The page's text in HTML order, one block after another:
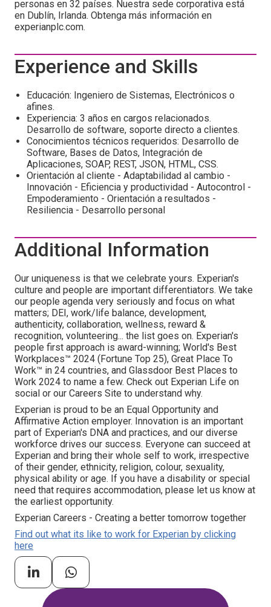
personas en 32 países. Nuestra sede corporativa está
en Dublín, Irlanda. Obtenga más información en
experianplc.com.
Experience and Skills
Educación: Ingeniero de Sistemas, Electrónicos o
afines.
Experiencia: 3 años en cargos relacionados.
Desarrollo de software, soporte directo a clientes.
Conocimientos técnicos requeridos: Desarrollo de
Software, Bases de Datos, Integración de
Aplicaciones, SOAP, REST, JSON, HTML, CSS.
Orientación al cliente - Adaptabilidad al cambio -
Innovación - Eficiencia y productividad - Autocontrol -
Empoderamiento - Orientación a resultados -
Resiliencia - Desarrollo personal
Additional Information
Our uniqueness is that we celebrate yours. Experian's
culture and people are important differentiators. We take
our people agenda very seriously and focus on what
matters; DEI, work/life balance, development,
authenticity, collaboration, wellness, reward &
recognition, volunteering... the list goes on. Experian's
people first approach is award-winning; World's Best
Workplaces™ 2024 (Fortune Top 25), Great Place To
Work™ in 24 countries, and Glassdoor Best Places to
Work 2024 to name a few. Check out Experian Life on
social or our Careers Site to understand why.
Experian is proud to be an Equal Opportunity and
Affirmative Action employer. Innovation is an important
part of Experian's DNA and practices, and our diverse
workforce drives our success. Everyone can succeed at
Experian and bring their whole self to work, irrespective
of their gender, ethnicity, religion, colour, sexuality,
physical ability or age. If you have a disability or special
need that requires accommodation, please let us know at
the earliest opportunity.
Experian Careers - Creating a better tomorrow together
Find out what its like to work for Experian by clicking
here